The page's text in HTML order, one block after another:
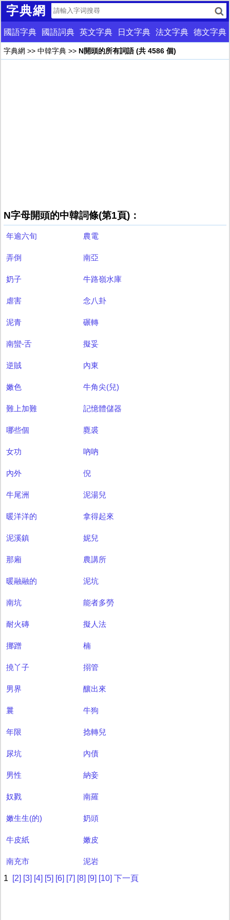
字典網
國語字典 國語詞典 英文字典 日文字典 法文字典 德文字典
字典網 >> 中韓字典 >> N開頭的所有詞語 (共 4586 個)
N字母開頭的中韓詞條(第1頁)：
年逾六旬 農電
弄倒 南亞
奶子 牛路嶺水庫
虐害 念八卦
泥青 碾轉
南蠻-舌 擬妥
逆賊 內東
嫩色 牛角尖(兒)
難上加難 記憶體儲器
哪些個 麑裘
女功 吶吶
內外 倪
牛尾洲 泥湯兒
暖洋洋的 拿得起來
泥溪鎮 妮兒
那廂 農講所
暖融融的 泥坑
南坑 能者多勞
耐火磚 擬人法
挪蹭 楠
撓丫子 搦管
男界 釀出來
曩 牛狗
年限 捻轉兒
尿坑 內債
男性 納妾
奴戮 南羅
嫩生生(的) 奶頭
牛皮紙 嫩皮
南充市
泥岩
1
[2] [3] [4] [5] [6] [7] [8] [9] [10] 下一頁